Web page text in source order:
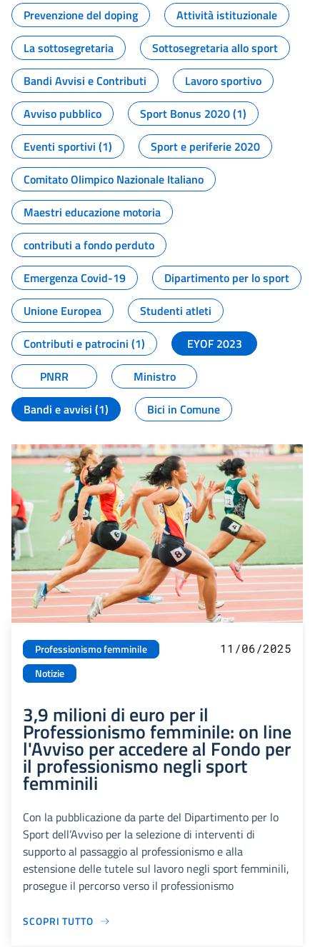
Prevenzione del doping
Attività istituzionale
La sottosegretaria
Sottosegretaria allo sport
Bandi Avvisi e Contributi
Lavoro sportivo
Avviso pubblico
Sport Bonus 2020 (1)
Eventi sportivi (1)
Sport e periferie 2020
Comitato Olimpico Nazionale Italiano
Maestri educazione motoria
contributi a fondo perduto
Emergenza Covid-19
Dipartimento per lo sport
Unione Europea
Studenti atleti
Contributi e patrocini (1)
EYOF 2023
PNRR
Ministro
Bandi e avvisi (1)
Bici in Comune
Professionismo femminile
Notizie
11/06/2025
3,9 milioni di euro per il
Professionismo femminile: on line
l'Avviso per accedere al Fondo per
il professionismo negli sport
femminili
Con la pubblicazione da parte del Dipartimento per lo
Sport dell’Avviso per la selezione di interventi di
supporto al passaggio al professionismo e alla
estensione delle tutele sul lavoro negli sport femminili,
prosegue il percorso verso il professionismo
SCOPRI TUTTO